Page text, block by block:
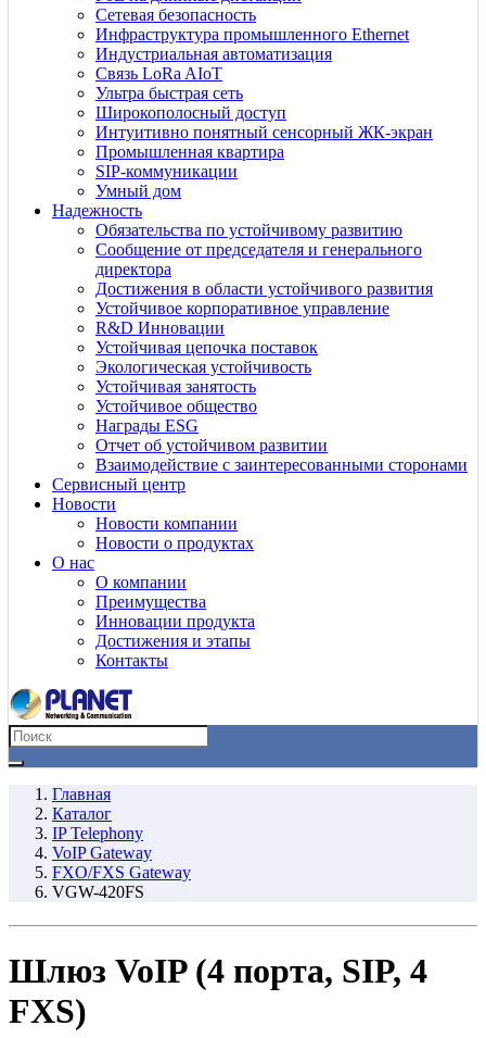
Сетевая безопасность
Инфраструктура промышленного Ethernet
Индустриальная автоматизация
Связь LoRa AIoT
Ультра быстрая сеть
Широкополосный доступ
Интуитивно понятный сенсорный ЖК-экран
Промышленная квартира
SIP-коммуникации
Умный дом
Надежность
Обязательства по устойчивому развитию
Сообщение от председателя и генерального
директора
Достижения в области устойчивого развития
Устойчивое корпоративное управление
R&D Инновации
Устойчивая цепочка поставок
Экологическая устойчивость
Устойчивая занятость
Устойчивое общество
Награды ESG
Отчет об устойчивом развитии
Взаимодействие с заинтересованными сторонами
Сервисный центр
Новости
Новости компании
Новости о продуктах
О нас
О компании
Преимущества
Инновации продукта
Достижения и этапы
Контакты
Главная
Каталог
IP Telephony
VoIP Gateway
FXO/FXS Gateway
VGW-420FS
Шлюз VoIP (4 порта, SIP, 4
FXS)